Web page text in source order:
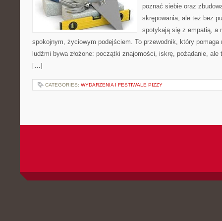
poznać siebie oraz
skrępowania, ale też bez
spotykają się z empatią, a
spokojnym, życiowym podejściem. To przewodnik, który
ludźmi bywa złożone: początki znajomości, iskrę, pożądanie, ale
[…]
CATEGORIES: WYDARZENIA I FESTIWALE PIZZY